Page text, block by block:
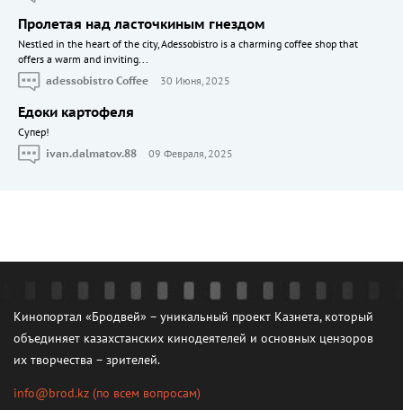
Пролетая над ласточкиным гнездом
Nestled in the heart of the city, Adessobistro is a charming coffee shop that
offers a warm and inviting...
adessobistro Coffee
30 Июня, 2025
Едоки картофеля
Cупер!
ivan.dalmatov.88
09 Февраля, 2025
Кинопортал «Бродвей» – уникальный проект Казнета, который
объединяет казахстанских кинодеятелей и основных цензоров
их творчества – зрителей.
info@brod.kz (по всем вопросам)